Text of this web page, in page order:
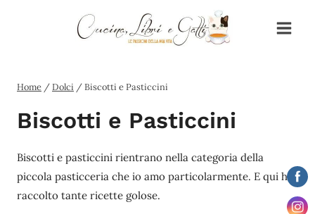
Home /Dolci /Biscotti e Pasticcini
Biscotti e Pasticcini
Biscotti e pasticcini rientrano nella categoria della
piccola pasticceria che io amo particolarmente. E qui ho
raccolto tante ricette golose.